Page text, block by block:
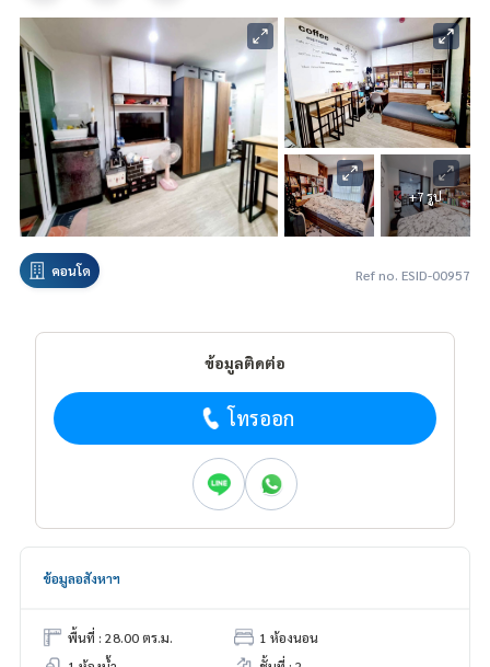
+7 รูป
คอนโด Ref no. ESID-00957
ข้อมูลติดต่อ
โทรออก
ข้อมูลอสังหาฯ
พื้นที่ : 28.00 ตร.ม.
1 ห้องนอน